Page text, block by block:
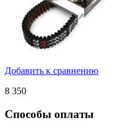
Добавить к сравнению
8 350
Способы оплаты